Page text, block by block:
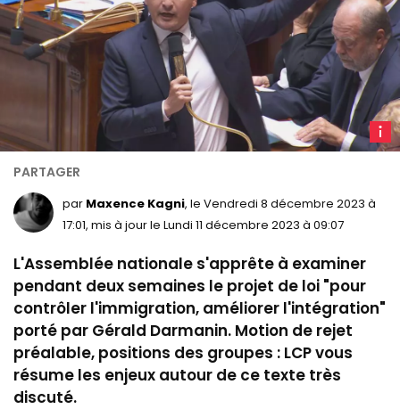
2023.
par Maxence Kagni, le Vendredi 8 décembre 2023 à
17:01, mis à jour le Lundi 11 décembre 2023 à 09:07
L'Assemblée nationale s'apprête à examiner
pendant deux semaines le projet de loi "pour
contrôler l'immigration, améliorer l'intégration"
porté par Gérald Darmanin. Motion de rejet
préalable, positions des groupes : LCP vous
résume les enjeux autour de ce texte très
discuté.